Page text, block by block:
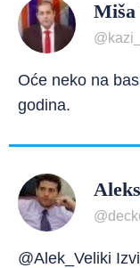
Miša
Oće neko na
godina.
@Alek_Veliki